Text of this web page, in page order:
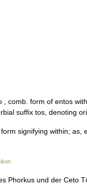
form of entos
suffix tos, denoting
signifying within; as,
Phorkus und der Ceto